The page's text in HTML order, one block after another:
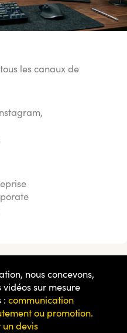
les canaux de
nous concevons,
sur mesure
: communication
ou promotion.
devis